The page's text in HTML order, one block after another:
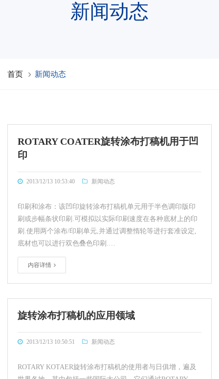
新闻动态
首页 新闻动态
ROTARY COATER旋转涂布打稿机用于凹
印
2013/12/13 10:53:40 新闻动态
印刷和涂布：该凹印旋转涂布打稿机单元用于半色调印版印
刷或步幅条状印刷.可模拟以实际印刷速度在各种底材上的印
刷.使用两个涂布/印刷单元,并通过调整惰轮等进行套准设定,
底材也可以进行双色叠色印刷.…
内容详情
旋转涂布打稿机的应用领域
2013/12/13 10:50:51 新闻动态
ROTARY KOTAER旋转涂布打稿机的使用者与日俱增，遍及